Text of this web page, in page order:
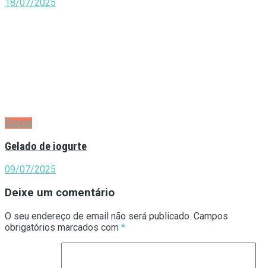
18/07/2025
Doces
Gelado de iogurte
09/07/2025
Deixe um comentário
O seu endereço de email não será publicado. Campos
obrigatórios marcados com *